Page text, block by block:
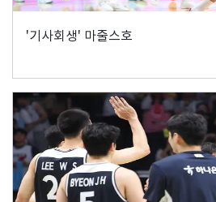
'기사회생' 마줄스호